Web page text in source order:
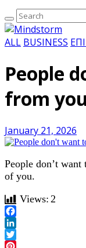
ALL BUSINESS
People
from you
January 21, 2026
People don’t want
of you.
Views: 2
Facebook
LinkedIn